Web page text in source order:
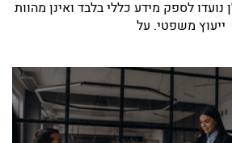
לספק מידע כללי בלבד ואינן מהוות
ייעוץ משפטי. על